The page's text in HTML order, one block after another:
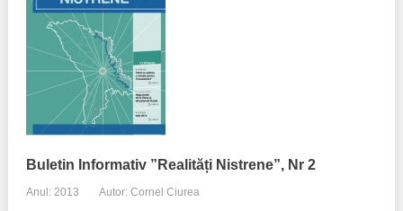
Buletin Informativ ”Realități Nistrene”, Nr 2
Anul: 2013 Autor: Cornel Ciurea